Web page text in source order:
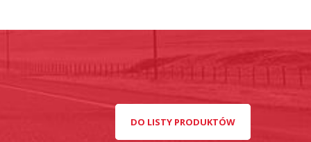
DO LISTY PRODUKTÓW